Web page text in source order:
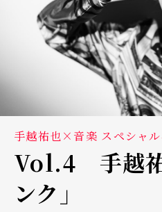
手越祐也×音楽 スペシャル
Vol.4 手越祐
ンク」